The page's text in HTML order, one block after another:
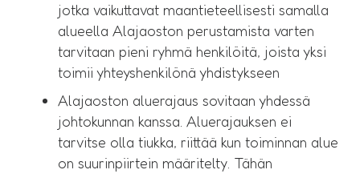
jotka vaikuttavat maantieteellisesti samalla
alueella Alajaoston perustamista varten
tarvitaan pieni ryhmä henkilöitä, joista yksi
toimii yhteyshenkilönä yhdistykseen
Alajaoston aluerajaus sovitaan yhdessä
johtokunnan kanssa. Aluerajauksen ei
tarvitse olla tiukka, riittää kun toiminnan alue
on suurinpiirtein määritelty. Tähän